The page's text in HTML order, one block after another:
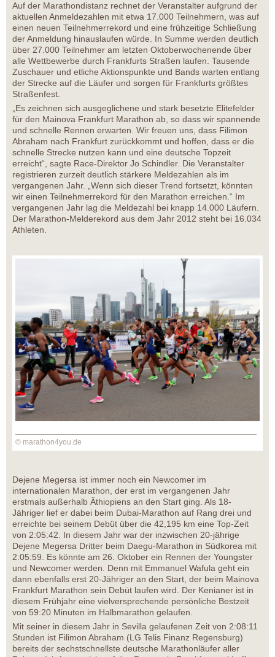
Auf der Marathondistanz rechnet der Veranstalter aufgrund der
aktuellen Anmeldezahlen mit etwa 17.000 Teilnehmern, was auf
einen neuen Teilnehmerrekord und eine frühzeitige Schließung
der Anmeldung hinauslaufen würde. In Summe werden deutlich
über 27.000 Teilnehmer am letzten Oktoberwochenende über
alle Wettbewerbe durch Frankfurts Straßen laufen. Tausende
Zuschauer und etliche Aktionspunkte und Bands warten entlang
der Strecke auf die Läufer und sorgen für Frankfurts größtes
Straßenfest.
„Es zeichnen sich ausgeglichene und stark besetzte Elitefelder
für den Mainova Frankfurt Marathon ab, so dass wir spannende
und schnelle Rennen erwarten. Wir freuen uns, dass Filimon
Abraham nach Frankfurt zurückkommt und hoffen, dass er die
schnelle Strecke nutzen kann und eine deutsche Topzeit
erreicht“, sagte Race-Direktor Jo Schindler. Die Veranstalter
registrieren zurzeit deutlich stärkere Meldezahlen als im
vergangenen Jahr. „Wenn sich dieser Trend fortsetzt, könnten
wir einen Teilnehmerrekord für den Marathon erreichen.“ Im
vergangenen Jahr lag die Meldezahl bei knapp 14.000 Läufern.
Der Marathon-Melderekord aus dem Jahr 2012 steht bei 16.034
Athleten.
© marathon4you.de
Dejene Megersa ist immer noch ein Newcomer im
internationalen Marathon, der erst im vergangenen Jahr
erstmals außerhalb Äthiopiens an den Start ging. Als 18-
Jähriger lief er dabei beim Dubai-Marathon auf Rang drei und
erreichte bei seinem Debüt über die 42,195 km eine Top-Zeit
von 2:05:42. In diesem Jahr war der inzwischen 20-jährige
Dejene Megersa Dritter beim Daegu-Marathon in Südkorea mit
2:05:59. Es könnte am 26. Oktober ein Rennen der Youngster
und Newcomer werden. Denn mit Emmanuel Wafula geht ein
dann ebenfalls erst 20-Jähriger an den Start, der beim Mainova
Frankfurt Marathon sein Debüt laufen wird. Der Kenianer ist in
diesem Frühjahr eine vielversprechende persönliche Bestzeit
von 59:20 Minuten im Halbmarathon gelaufen.
Mit seiner in diesem Jahr in Sevilla gelaufenen Zeit von 2:08:11
Stunden ist Filimon Abraham (LG Telis Finanz Regensburg)
bereits der sechstschnellste deutsche Marathonläufer aller